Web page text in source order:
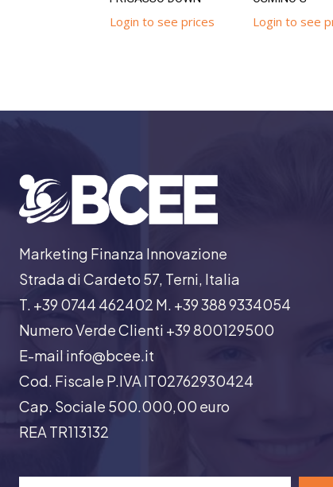
Login to see prices Login to see
Marketing Finanza Innovazione
Strada di Cardeto 57, Terni, Italia
T. +39 0744 462402 M. +39 388 9334054
Numero Verde Clienti +39 800129500
E-mail info@bcee.it
Cod. Fiscale P.IVA IT02762930424
Cap. Sociale 500.000,00 euro
REA TR113132